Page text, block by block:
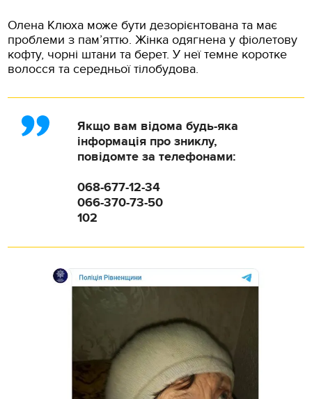
Олена Клюха може бути дезорієнтована та має
проблеми з пам’яттю. Жінка одягнена у фіолетову
кофту, чорні штани та берет. У неї темне коротке
волосся та середньої тілобудова.
Якщо вам відома будь-яка
інформація про зниклу,
повідомте за телефонами:
068-677-12-34
066-370-73-50
102